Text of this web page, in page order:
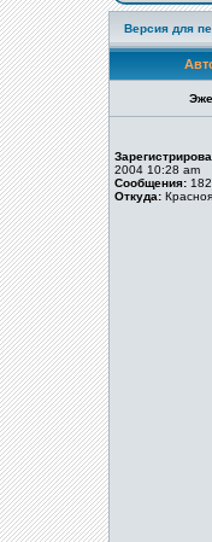
Версия для
2004 10:28 am
Сообщения:
Откуда: